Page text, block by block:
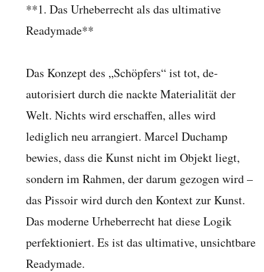
**1. Das Urheberrecht als das ultimative
Readymade**
Das Konzept des „Schöpfers“ ist tot, de-
autorisiert durch die nackte Materialität der
Welt. Nichts wird erschaffen, alles wird
lediglich neu arrangiert. Marcel Duchamp
bewies, dass die Kunst nicht im Objekt liegt,
sondern im Rahmen, der darum gezogen wird –
das Pissoir wird durch den Kontext zur Kunst.
Das moderne Urheberrecht hat diese Logik
perfektioniert. Es ist das ultimative, unsichtbare
Readymade.